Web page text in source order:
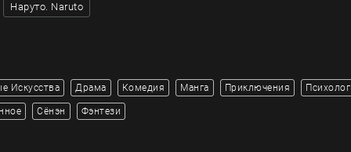
Наруто. Naruto
Искусства Драма Комедия Манга Приключения
Сёнэн Фэнтези